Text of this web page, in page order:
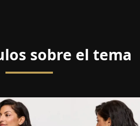
sobre el tema